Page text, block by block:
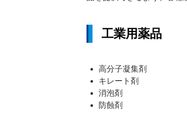
工業用薬品
高分子凝集剤
キレート剤
消泡剤
防蝕剤